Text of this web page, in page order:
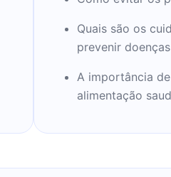
Quais são os
prevenir doenças
A importância
alimentação